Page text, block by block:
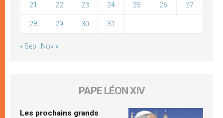
21 22 23 24 25 26 27
28 29 30 31
« Sep Nov »
PAPE LÉON XIV
Les prochains grands